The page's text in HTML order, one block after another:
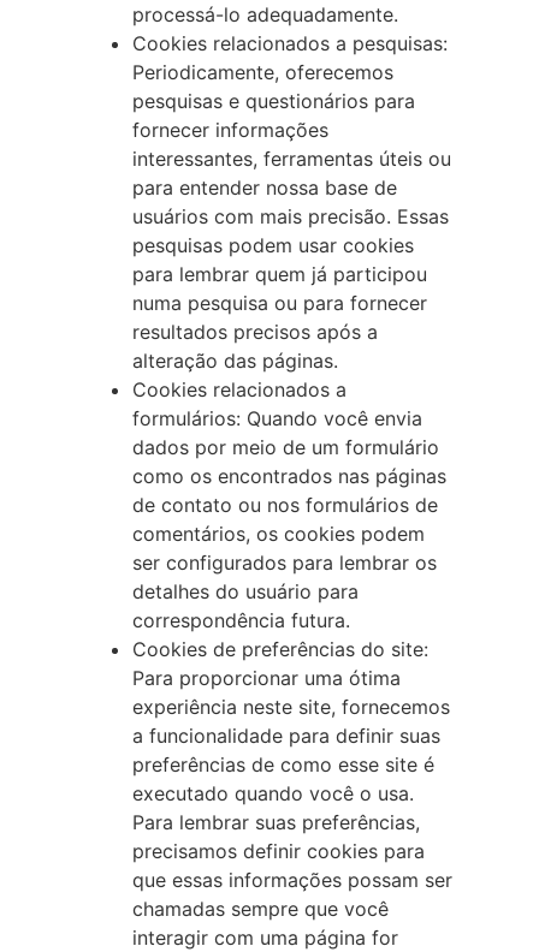
processá-lo adequadamente.
Cookies relacionados a pesquisas:
Periodicamente, oferecemos
pesquisas e questionários para
fornecer informações
interessantes, ferramentas úteis ou
para entender nossa base de
usuários com mais precisão. Essas
pesquisas podem usar cookies
para lembrar quem já participou
numa pesquisa ou para fornecer
resultados precisos após a
alteração das páginas.
Cookies relacionados a
formulários: Quando você envia
dados por meio de um formulário
como os encontrados nas páginas
de contato ou nos formulários de
comentários, os cookies podem
ser configurados para lembrar os
detalhes do usuário para
correspondência futura.
Cookies de preferências do site:
Para proporcionar uma ótima
experiência neste site, fornecemos
a funcionalidade para definir suas
preferências de como esse site é
executado quando você o usa.
Para lembrar suas preferências,
precisamos definir cookies para
que essas informações possam ser
chamadas sempre que você
interagir com uma página for